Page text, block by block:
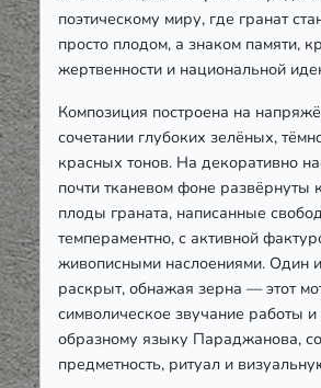
поэтическому миру, где гранат
просто плодом, а знаком памяти,
жертвенности и национальной
Композиция построена на
сочетании глубоких зелёных,
красных тонов. На декоративно
почти тканевом фоне развёрнуты
плоды граната, написанные
темпераментно, с активной
живописными наслоениями. Один
раскрыт, обнажая зерна — этот
символическое звучание работы и
образному языку Параджанова,
предметность, ритуал и